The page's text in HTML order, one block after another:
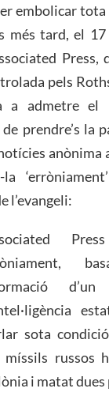
embolicar tota
més tard, el
Press,
pels
a admetre el
prendre’s la
anònima
la
l’evangeli:
sota
míssils russos
i matat dues